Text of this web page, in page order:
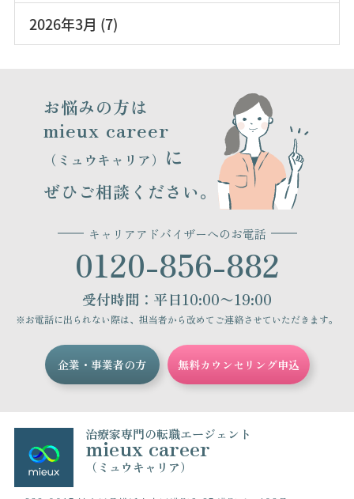
2026年3月 (7)
お悩みの方は
mieux career
（ミュウキャリア） に
ぜひご相談ください。
キャリアアドバイザーへのお電話
0120-856-882
受付時間：平日10:00〜19:00
※お電話に出られない際は、担当者から改めてご連絡させていただきます。
企業・事業者の方 無料カウンセリング申込
治療家専門の転職エージェント
mieux career
（ミュウキャリア）